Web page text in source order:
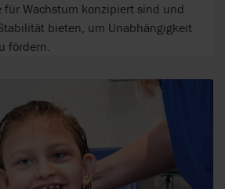
Wachstum konzipiert sind und
bieten, um Unabhängigkeit
fördern.